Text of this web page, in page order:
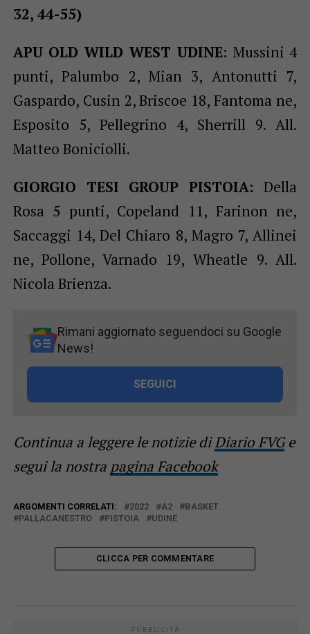
32, 44-55)
APU OLD WILD WEST UDINE: Mussini 4
punti, Palumbo 2, Mian 3, Antonutti 7,
Gaspardo, Cusin 2, Briscoe 18, Fantoma ne,
Esposito 5, Pellegrino 4, Sherrill 9. All.
Matteo Boniciolli.
GIORGIO TESI GROUP PISTOIA: Della
Rosa 5 punti, Copeland 11, Farinon ne,
Saccaggi 14, Del Chiaro 8, Magro 7, Allinei
ne, Pollone, Varnado 19, Wheatle 9. All.
Nicola Brienza.
Rimani aggiornato seguendoci su Google
News!
SEGUICI
Continua a leggere le notizie diDiario FVGe
segui la nostra pagina Facebook
ARGOMENTI CORRELATI: 2022 A2
BASKET
PALLACANESTRO
PISTOIA UDINE
CLICCA PER COMMENTARE
PUBBLICITÀ